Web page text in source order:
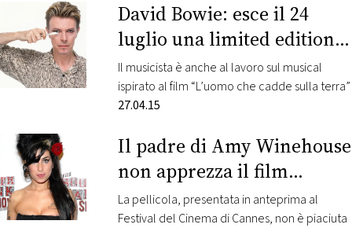
David Bowie: esce il 24
luglio una limited edition
di “Fame”
Il musicista è anche al lavoro sul musical
ispirato al film “L’uomo che cadde sulla terra”
27.04.15
Il padre di Amy Winehouse
non apprezza il film
dedicato alla figlia
La pellicola, presentata in anteprima al
Festival del Cinema di Cannes, non è piaciuta